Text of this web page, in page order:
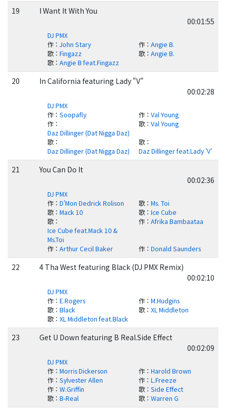
19
I Want It With You
00:01:55
DJ PMX
作： John Stary 作： Angie B.
歌： Fingazz 歌： Angie B.
歌： Angie B feat.Fingazz
20
In California featuring Lady "V"
00:02:28
DJ PMX
作： Soopafly 作： Val Young
作：
Daz Dillinger (Dat Nigga Daz)
歌： Val Young
歌：
Daz Dillinger (Dat Nigga Daz)
歌：
Daz Dillinger feat.Lady 'V'
21
You Can Do It
00:02:36
DJ PMX
作： D'Mon Dedrick Rolison 歌： Ms. Toi
歌： Mack 10 歌： Ice Cube
歌：
Ice Cube feat.Mack 10 &
Ms.Toi
作： Afrika Bambaataa
作： Arthur Cecil Baker 作： Donald Saunders
22
4 Tha West featuring Black (DJ PMX Remix)
00:02:10
DJ PMX
作： E.Rogers 作： M.Hudgins
歌： Black 歌： XL Middleton
歌： XL Middleton feat.Black
23
Get U Down featuring B Real.Side Effect
00:02:09
DJ PMX
作： Morris Dickerson 作： Harold Brown
作： Sylvester Allen 作： L.Freeze
作： W.Griffin 歌： Side Effect
歌： B-Real 歌： Warren G